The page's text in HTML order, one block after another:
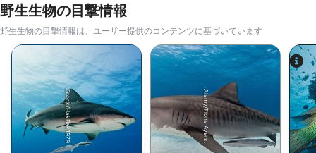
野生生物の目撃情報
野生生物の目撃情報は、ユーザー提供のコンテンツに基づいています
iStock/HakBak1979 Alamy/Fiona Ayerst